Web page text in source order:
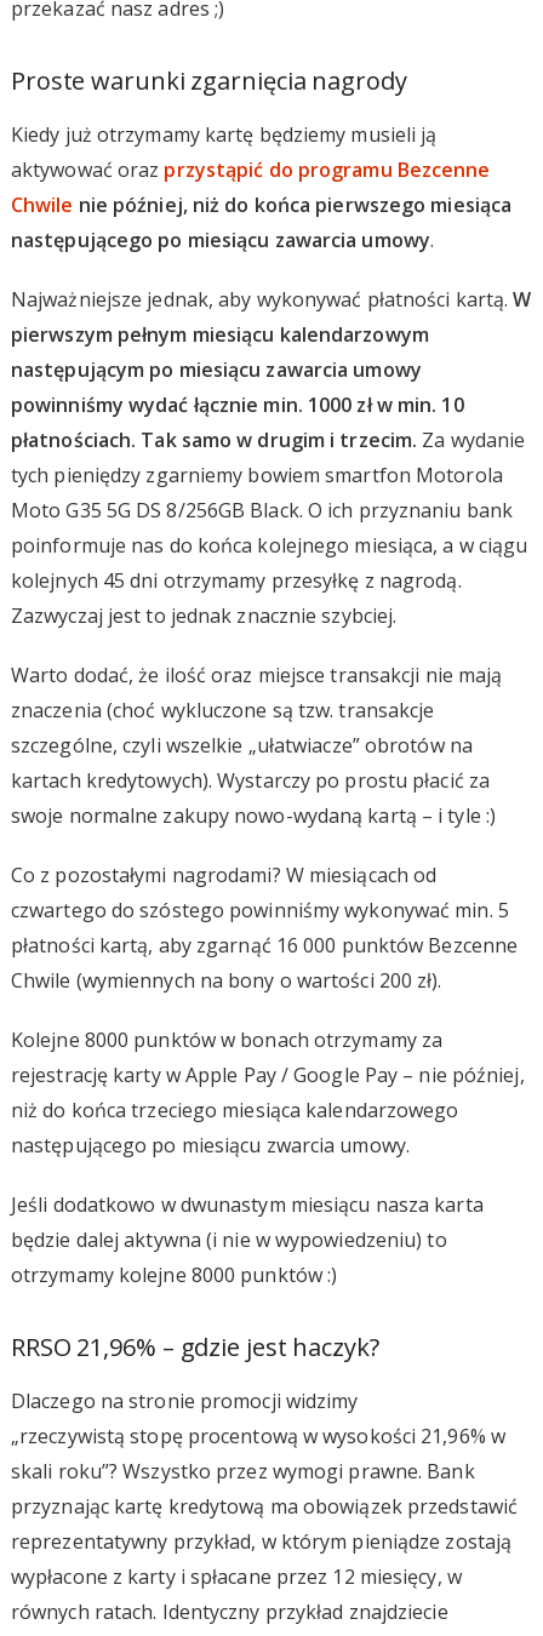
przekazać nasz adres ;)
Proste warunki zgarnięcia nagrody
Kiedy już otrzymamy kartę będziemy musieli ją
aktywować oraz przystąpić do programu Bezcenne
Chwile nie później, niż do końca pierwszego miesiąca
następującego po miesiącu zawarcia umowy.
Najważniejsze jednak, aby wykonywać płatności kartą.W
pierwszym pełnym miesiącu kalendarzowym
następującym po miesiącu zawarcia umowy
powinniśmy wydać łącznie min. 1000 zł w min. 10
płatnościach. Tak samo w drugim i trzecim. Za wydanie
tych pieniędzy zgarniemy bowiem smartfon Motorola
Moto G35 5G DS 8/256GB Black. O ich przyznaniu bank
poinformuje nas do końca kolejnego miesiąca, a w ciągu
kolejnych 45 dni otrzymamy przesyłkę z nagrodą.
Zazwyczaj jest to jednak znacznie szybciej.
Warto dodać, że ilość oraz miejsce transakcji nie mają
znaczenia (choć wykluczone są tzw. transakcje
szczególne, czyli wszelkie „ułatwiacze” obrotów na
kartach kredytowych). Wystarczy po prostu płacić za
swoje normalne zakupy nowo-wydaną kartą – i tyle :)
Co z pozostałymi nagrodami? W miesiącach od
czwartego do szóstego powinniśmy wykonywać min. 5
płatności kartą, aby zgarnąć 16 000 punktów Bezcenne
Chwile (wymiennych na bony o wartości 200 zł).
Kolejne 8000 punktów w bonach otrzymamy za
rejestrację karty w Apple Pay / Google Pay – nie później,
niż do końca trzeciego miesiąca kalendarzowego
następującego po miesiącu zwarcia umowy.
Jeśli dodatkowo w dwunastym miesiącu nasza karta
będzie dalej aktywna (i nie w wypowiedzeniu) to
otrzymamy kolejne 8000 punktów :)
RRSO 21,96% – gdzie jest haczyk?
Dlaczego na stronie promocji widzimy
„rzeczywistą stopę procentową w wysokości 21,96% w
skali roku”? Wszystko przez wymogi prawne. Bank
przyznając kartę kredytową ma obowiązek przedstawić
reprezentatywny przykład, w którym pieniądze zostają
wypłacone z karty i spłacane przez 12 miesięcy, w
równych ratach. Identyczny przykład znajdziecie